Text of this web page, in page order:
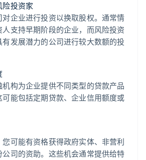
险投资家
企业进行投资以换取股权。通常情
支持早期阶段的企业，而风险投资
发展潜力的公司进行较大数额的投
构为企业提供不同类型的贷款产品
能包括定期贷款、企业信用额度或
可能有资格获得政府实体、非营利
司的资助。这些机会通常提供给特